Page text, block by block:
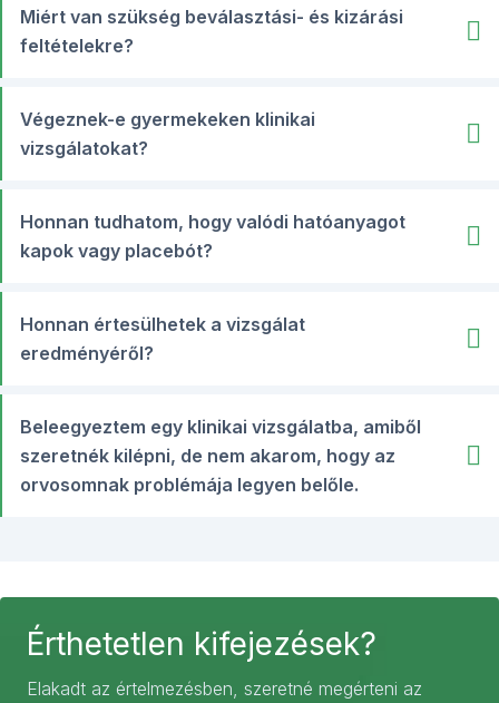
Miért van szükség beválasztási- és kizárási
feltételekre?
Végeznek-e gyermekeken klinikai
vizsgálatokat?
Honnan tudhatom, hogy valódi hatóanyagot
kapok vagy placebót?
Honnan értesülhetek a vizsgálat
eredményéről?
Beleegyeztem egy klinikai vizsgálatba, amiből
szeretnék kilépni, de nem akarom, hogy az
orvosomnak problémája legyen belőle.
Érthetetlen kifejezések?
Elakadt az értelmezésben, szeretné megérteni az